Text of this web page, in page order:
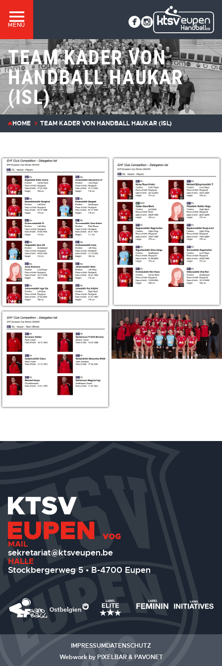
MENÜ
TEAM KADER VON
HANDBALL HAUKAR
(ISL)
HOME TEAM KADER VON HANDBALL HAUKAR (ISL)
MAIL
sekretariat@ktsveupen.be
HALLE
Stockbergerweg 5 • B-4700 Eupen
IMPRESSUMDATENSCHUTZ
Webwork by PIXELBAR& PAVONET